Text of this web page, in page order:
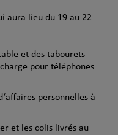
aura lieu du 19 au 22
et des tabourets-
pour téléphones
personnelles à
et les colis livrés au